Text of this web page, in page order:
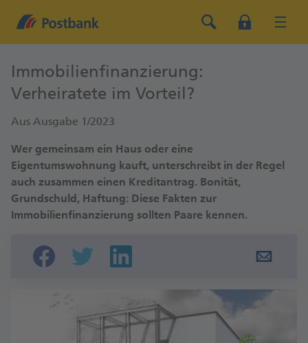
Immobilienfinanzierung:
Verheiratete im Vorteil?
Aus Ausgabe 1/2023
Wer gemeinsam ein Haus oder eine
Eigentumswohnung kauft, unterschreibt in der Regel
auch zusammen einen Kreditantrag. Bonität,
Grundschuld, Haftung: Diese Fakten zur
Immobilienfinanzierung sollten Paare kennen.